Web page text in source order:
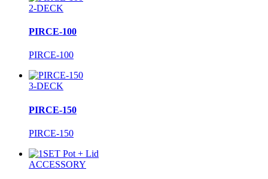
2-DECK
PIRCE-100
PIRCE-100
3-DECK
PIRCE-150
PIRCE-150
ACCESSORY